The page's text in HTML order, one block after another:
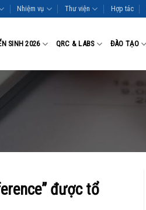
Nhiệm vụ Thư viện Hợp tác
SINH 2026 QRC & LABS ĐÀO TẠO
được tổ